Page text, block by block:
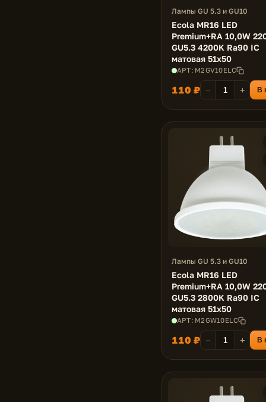
Лампы GU 5.3 и GU10
Ecola MR16 LED
Premium+RA 10,0W
GU5.3 4200K Ra90 IC
матовая 51x50
АРТ: M2GV10ELC
110 ₽ − + В
Лампы GU 5.3 и GU10
Ecola MR16 LED
Premium+RA 10,0W
GU5.3 2800K Ra90 IC
матовая 51x50
АРТ: M2GW10ELC
110 ₽ − + В